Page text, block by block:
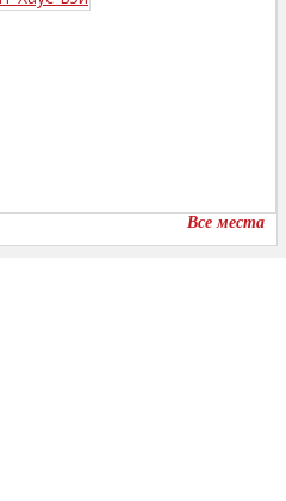
Все места